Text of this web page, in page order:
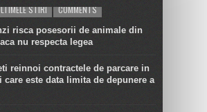
STIRI COMMENTS
risca posesorii de animale din
nu respecta legea
reinnoi contractele de parcare in
care este data limita de depunere a